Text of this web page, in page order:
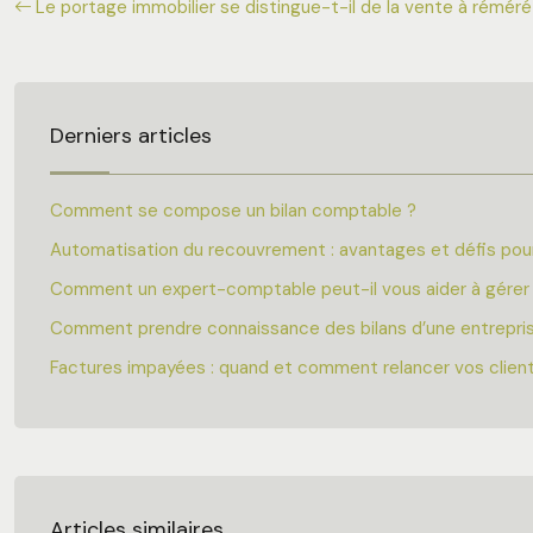
Le portage immobilier se distingue-t-il de la vente à
Derniers articles
Comment se compose un bilan comptable ?
Automatisation du recouvrement : avantages et défis
Comment un expert-comptable peut-il vous aider à
Comment prendre connaissance des bilans d’une
Factures impayées : quand et comment relancer vos